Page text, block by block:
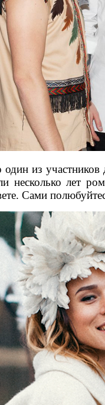
один из
несколько лет
Сами